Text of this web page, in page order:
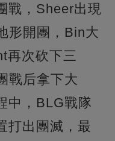
戰，Sheer出現
形開團，Bin大
再次砍下三
戰后拿下大
中，BLG戰隊
打出團滅，最